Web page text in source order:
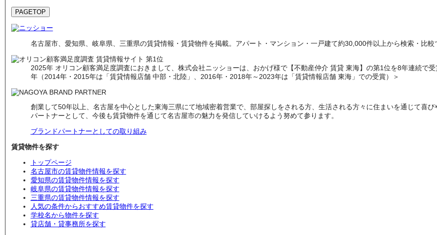
PAGETOP
名古屋市、愛知県、岐阜県、三重県の賃貸情報・賃貸物件を掲載。アパート・マンション・一戸建て約30,000件以上から検索・比較
2025年 オリコン顧客満足度調査におきまして、株式会社ニッショーは、おかげ様で【不動産仲介 賃貸 東海】の第1位を8年連続
年（2014年・2015年は「賃貸情報店舗 中部・北陸」、2016年・2018年～2023年は「賃貸情報店舗 東海」での受賞）＞
創業して50年以上、名古屋を中心とした東海三県にて地域密着営業で、部屋探しをされる方、生活される方々に住まいを通じて喜
パートナーとして、今後も賃貸物件を通じて名古屋市の魅力を発信していけるよう努めて参ります。
ブランドパートナーとしての取り組み
賃貸物件を探す
トップページ
名古屋市の賃貸物件情報を探す
愛知県の賃貸物件情報を探す
岐阜県の賃貸物件情報を探す
三重県の賃貸物件情報を探す
人気の条件からおすすめ賃貸物件を探す
学校名から物件を探す
貸店舗・貸事務所を探す